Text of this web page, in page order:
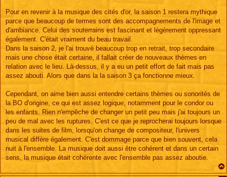
Pour en revenir à la musique des cités d'or, la saison 1 restera mythique
parce que beaucoup de termes sont des accompagnements de l'image et
d'ambiance. Celui des souterrains est fascinant et légèrement oppressant
également. C'était vraiment du beau travail.
Dans la saison 2, je l'ai trouvé beaucoup trop en retrait, trop secondaire
mais une chose était certaine, il fallait créer de nouveaux thèmes en
relation avec le lieu. Là-dessus, il y a eu un petit effort de fait mais pas
assez abouti. Alors que dans la la saison 3 ça fonctionne mieux.
Cependant, on aime bien aussi entendre certains thèmes ou sonorités de
la BO d'origine, ce qui est assez logique, notamment pour le condor ou
les enfants. Rien n'empêche de changer un petit peu mais j'ai toujours un
peu de mal avec les ruptures. C'est ce que je reprocherai toujours lorsque
dans les suites de film, lorsqu'on change de compositeur, l'univers
musical diffère également. C'est dommage parce que bien souvent, cela
nuit à l'ensemble. La musique doit aussi être cohérent et dans un certain
sens, la musique était cohérente avec l'ensemble pas assez aboutie.